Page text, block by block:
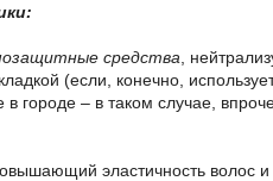
средства ,
(если, конечно,
в городе – в таком случае,
эластичность волос